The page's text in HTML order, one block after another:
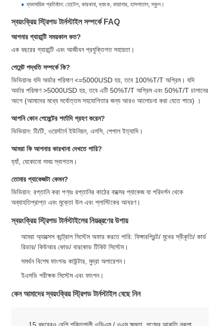
ব্যবসায়িক প্রতিষ্ঠান: হোটেল, কারখানা, ব্যাংক, কারাগার, হাসপাতাল, স্কুল।
স্বয়ংক্রিয় স্ট্রিপড টার্নস্টাইল সম্পর্কে FAQ
আপনার গ্যারান্টি সময়কাল কত?
এক বছরের গ্যারান্টি এবং আজীবন প্রযুক্তিগত সহায়তা।
পেমেন্ট পদ্ধতি সম্পর্কে কি?
ভিভিয়ানঃ যদি অর্ডার পরিমাণ <=5000USD হয়, তবে 100%T/T অগ্রিম। যদি
অর্ডার পরিমাণ >5000USD হয়, তবে এটি 50%T/T অগ্রিম এবং 50%T/T চালানের
আগে (আমাদের মধ্যে সর্বোত্তম সহযোগিতার জন্য আরও আলোচনা করা যেতে পারে) ।
আপনি কোন পেমেন্টের শর্তাদি গ্রহণ করেন?
ভিভিয়ান: টি/টি, ওয়েস্টার্ন ইউনিয়ন, এলসি, পেপাল ইত্যাদি।
আমরা কি আপনার কারখানা দেখতে পারি?
হ্যাঁ, যেকোনো সময় স্বাগতম।
তোমার প্যাকেজটা কেমন?
ভিভিয়ান: রপ্তানি করা পণ্যঃ রপ্তানির কাঠের বাক্সের প্যাকেজ যা পরিদর্শন থেকে
অব্যাহতিপ্রাপ্ত এবং মুক্তো উল এবং প্লাস্টিকের আবরণ।
স্বয়ংক্রিয় স্ট্রিপড টার্নস্টাইলের নিয়ন্ত্রণের উপায়
আমরা অ্যাক্সেস কন্ট্রোল সিস্টেম অফার করতে পারি: ফিঙ্গারপ্রিন্ট/ মুখের স্বীকৃতি/ কার্ড
রিডার/ কিউআর কোড/ বারকোড টিকিট সিস্টেম।
সমর্থন বিশেষ ফাংশনঃ কাউন্টার, মুদ্রা অপারেশন।
ইএসডি পরীক্ষক সিস্টেম এবং ফাংশন।
কেন আমাদের স্বয়ংক্রিয় স্ট্রিপড টার্নস্টাইল বেছে নিন
15 বছরেরও বেশি শক্তিশালী ওডিএম / ওএম ক্ষমতা, পণ্যের আকৃতি নকশা,